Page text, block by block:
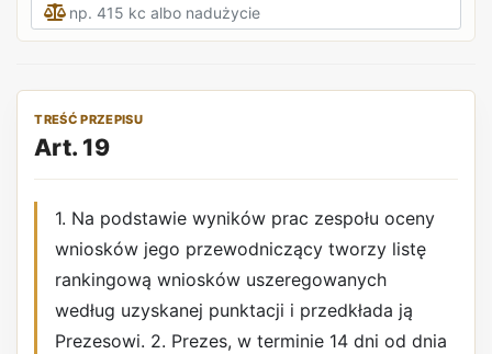
TREŚĆ PRZEPISU
Art. 19
1. Na podstawie wyników prac zespołu oceny
wniosków jego przewodniczący tworzy listę
rankingową wniosków uszeregowanych
według uzyskanej punktacji i przedkłada ją
Prezesowi. 2. Prezes, w terminie 14 dni od dnia